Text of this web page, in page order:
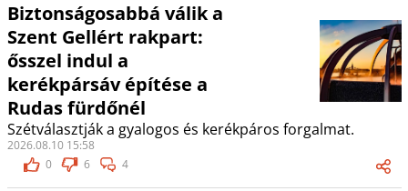
Biztonságosabbá válik a
Szent Gellért rakpart:
ősszel indul a
kerékpársáv építése a
Rudas fürdőnél
Szétválasztják a gyalogos és kerékpáros forgalmat.
2026.08.10 15:58
0
6 4